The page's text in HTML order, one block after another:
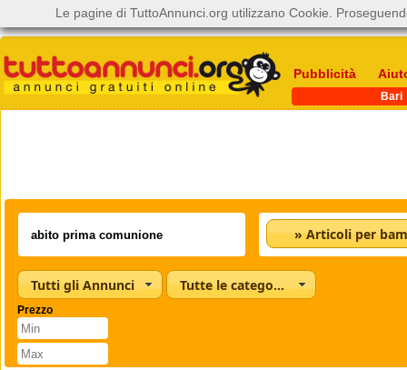
Pubblicità
Bari
» Articoli per
Tutti gli Annunci Tutte le categorie
Prezzo
Le pagine di TuttoAnnunci.org utilizzano Cookie.